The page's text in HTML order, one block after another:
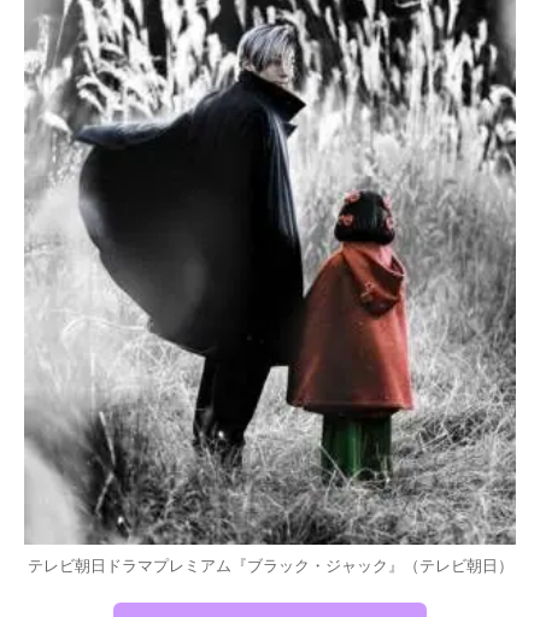
テレビ朝日ドラマプレミアム『ブラック・ジャック』（テレビ朝日）